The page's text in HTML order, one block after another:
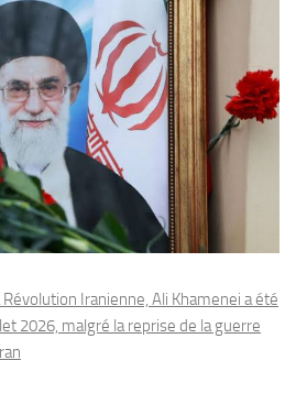
Révolution Iranienne, Ali Khamenei a été
2026, malgré la reprise de la guerre